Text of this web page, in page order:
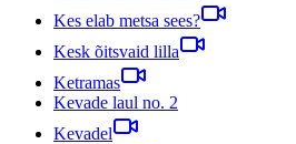
Kes elab metsa sees?
Kesk õitsvaid lilla
Ketramas
Kevade laul no. 2
Kevadel